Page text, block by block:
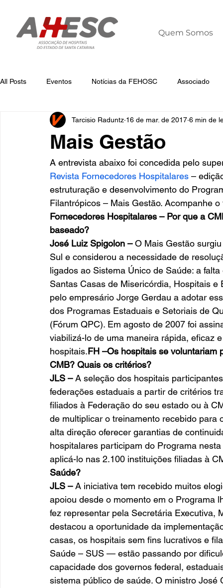
Quem Somos
All Posts Eventos Notícias da FEHOSC Associado
Notícias da AHESC Liderança Dia
Mais Gestão
Tarcisio Raduntz 16 de mar. de 2017 6 min de
A entrevista abaixo foi concedida pelo
Revista Fornecedores Hospitalares –
estruturação e desenvolvimento do
Filantrópicos – Mais Gestão. Acompanhe
Fornecedores Hospitalares – Por que a
baseado?
José Luiz Spigolon – O Mais Gestão
Sul e considerou a necessidade de
ligados ao Sistema Único de Saúde: a
Santas Casas de Misericórdia, Hospitais
pelo empresário Jorge Gerdau a adotar
dos Programas Estaduais e Setoriais de
(Fórum QPC). Em agosto de 2007 foi
viabilizá-lo de uma maneira rápida, eficaz
hospitais.FH –Os hospitais se voluntariam
CMB? Quais os critérios?
JLS – A seleção dos hospitais
federações estaduais a partir de critérios
filiados à Federação do seu estado ou à
de multiplicar o treinamento recebido
alta direção oferecer garantias de
hospitalares participam do Programa
aplicá-lo nas 2.100 instituições filiadas à
Saúde?
JLS – A iniciativa tem recebido muitos
apoiou desde o momento em o Programa
fez representar pela Secretária
destacou a oportunidade da
casas, os hospitais sem fins lucrativos e
Saúde – SUS — estão passando por
capacidade dos governos federal,
sistema público de saúde. O ministro